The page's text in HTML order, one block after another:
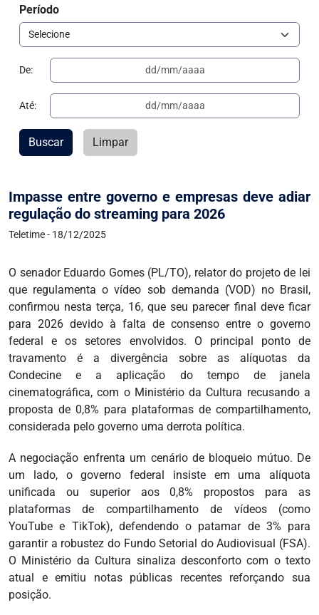
Impasse entre governo e empresas deve adiar
regulação do streaming para 2026
Teletime - 18/12/2025
O senador Eduardo Gomes (PL/TO), relator do projeto de lei
que regulamenta o vídeo sob demanda (VOD) no Brasil,
confirmou nesta terça, 16, que seu parecer final deve ficar
para 2026 devido à falta de consenso entre o governo
federal e os setores envolvidos. O principal ponto de
travamento é a divergência sobre as alíquotas da
Condecine e a aplicação do tempo de janela
cinematográfica, com o Ministério da Cultura recusando a
proposta de 0,8% para plataformas de compartilhamento,
considerada pelo governo uma derrota política.
A negociação enfrenta um cenário de bloqueio mútuo. De
um lado, o governo federal insiste em uma alíquota
unificada ou superior aos 0,8% propostos para as
plataformas de compartilhamento de vídeos (como
YouTube e TikTok), defendendo o patamar de 3% para
garantir a robustez do Fundo Setorial do Audiovisual (FSA).
O Ministério da Cultura sinaliza desconforto com o texto
atual e emitiu notas públicas recentes reforçando sua
posição.
Período
De:
Até:
Buscar Limpar